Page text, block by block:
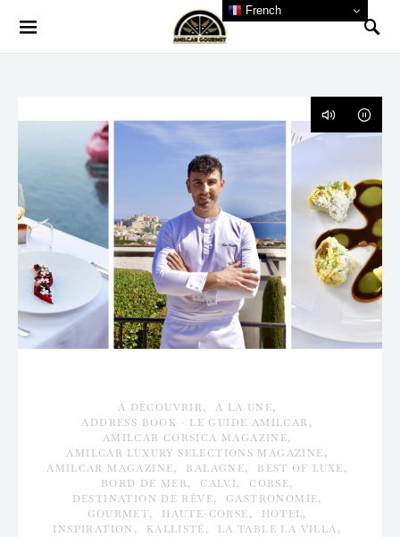
À DÉCOUVRIR
À LA UNE
ADDRESS BOOK - LE GUIDE AMILCAR
AMILCAR CORSICA MAGAZINE
AMILCAR LUXURY SELECTIONS MAGAZINE
AMILCAR MAGAZINE
BALAGNE
BEST OF LUXE
BORD DE MER
CALVI
CORSE
DESTINATION DE RÊVE
GASTRONOMIE
GOURMET
HAUTE-CORSE
HOTEL
INSPIRATION
KALLISTÉ
LA TABLE LA VILLA
French